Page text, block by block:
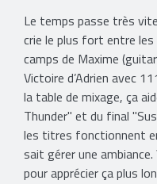
Le temps passe très
crie le plus fort entre les
camps de Maxime
Victoire d’Adrien avec
la table de mixage, ça
Thunder" et du final
les titres fonctionnent
sait gérer une
pour apprécier ça plus